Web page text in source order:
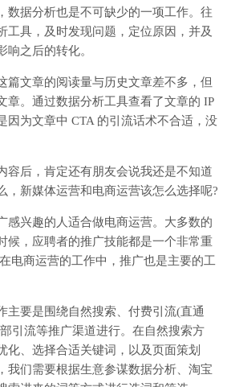
数据分析也是不可缺少的一项工作。往
工具，及时发现问题，定位原因，并及
响之后的转化。
篇文章的阅读量与历史文章差不多，但
章。通过数据分析工具查看了文章的 IP
因为文章中 CTA 的引流话术不合适，没
容后，肯定还有朋友会说我还是不知道
，新媒体运营和电商运营该怎么选择呢?
感兴趣的人适合做电商运营。大多数的
候，应聘者的推广技能都是一个非常重
电商运营的工作中，推广也是主要的工
主要是围绕自然搜索、付费引流(直通
引流等推广渠道进行。在自然搜索方
化、选择合适关键词，以及页面策划
我们需要根据生意参谋数据分析、淘宝